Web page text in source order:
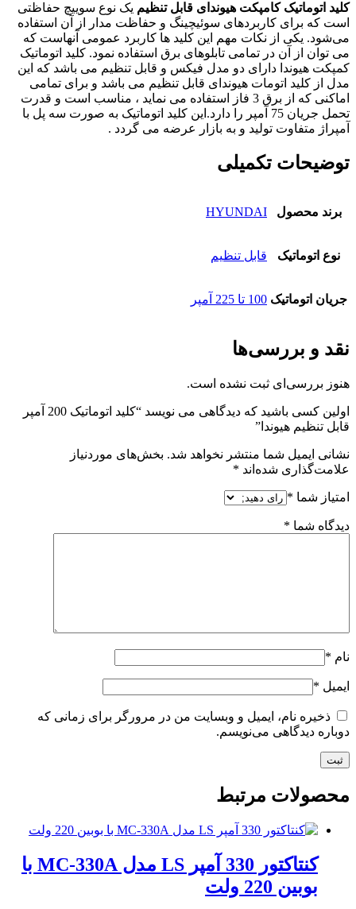
کلید اتوماتیک کامپکت هیوندای قابل تنظیم یک نوع سوییچ حفاظتی
است که برای کاربردهای سوئیچینگ و حفاظت مدار از آن استفاده
می‌شود. یکی از نکات مهم این کلید ها کاربرد عمومی آنهاست که
می توان از آن در تمامی تابلوهای برق استفاده نمود. کلید اتوماتیک
کمپکت هیوندا دارای دو مدل فیکس و قابل تنظیم می باشد که این
مدل از کلید اتومات هیوندای قابل تنظیم می باشد و برای تمامی
اماکنی که از برق 3 فاز استفاده می نماید ، مناسب است و قدرت
تحمل جریان 75 آمپر را دارد.این کلید اتوماتیک به صورت سه پل با
آمپراژ متفاوت تولید و به بازار عرضه می گردد .
توضیحات تکمیلی
برند محصول HYUNDAI
نوع اتوماتیک قابل تنظیم
جریان اتوماتیک 100 تا 225 آمپر
نقد و بررسی‌ها
هنوز بررسی‌ای ثبت نشده است.
اولین کسی باشید که دیدگاهی می نویسد “کلید اتوماتیک 200 آمپر
قابل تنظیم هیوندا”
نشانی ایمیل شما منتشر نخواهد شد. بخش‌های موردنیاز
علامت‌گذاری شده‌اند *
امتیاز شما *
دیدگاه شما *
نام *
ایمیل *
ذخیره نام، ایمیل و وبسایت من در مرورگر برای زمانی که
دوباره دیدگاهی می‌نویسم.
محصولات مرتبط
کنتاکتور 330 آمپر LS مدل MC-330A با
بوبین 220 ولت